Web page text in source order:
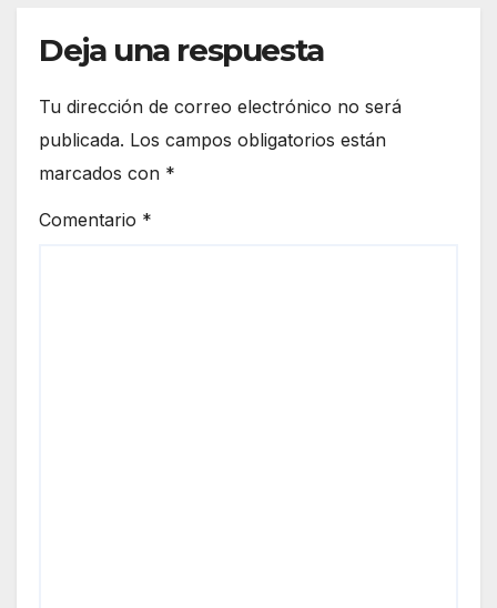
Deja una respuesta
Tu dirección de correo electrónico no será
publicada. Los campos obligatorios están
marcados con *
Comentario *